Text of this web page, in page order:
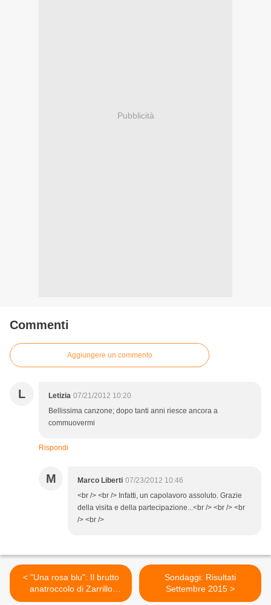
Pubblicità
Commenti
Aggiungere un commento
L Letizia 07/21/2012 10:20
Bellissima canzone; dopo tanti anni riesce ancora a
commuovermi
Rispondi
M Marco Liberti 07/23/2012 10:46
<br /> <br /> Infatti, un capolavoro assoluto. Grazie
della visita e della partecipazione...<br /> <br /> <br
/> <br />
< "Una rosa blu": Il brutto
anatroccolo di Zarrillo
diventa un cigno
Sondaggi: Risultati
Settembre 2015 >